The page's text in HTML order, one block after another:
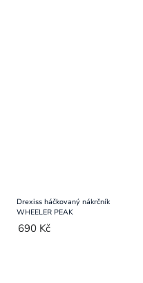
Drexiss háčkovaný nákrčník
WHEELER PEAK
690 Kč